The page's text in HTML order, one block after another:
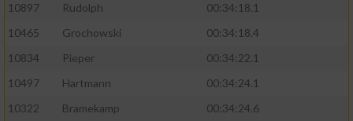
10897
Rudolph
00:34:18.1
10465
Grochowski
00:34:18.4
10834
Pieper
00:34:22.1
10497
Hartmann
00:34:24.1
10322
Bramekamp
00:34:24.6